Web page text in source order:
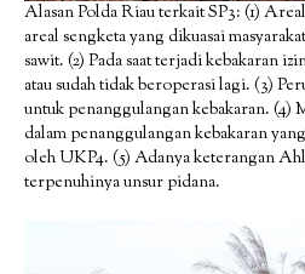
Alasan Polda Riau terkait SP3: (1)
areal sengketa yang dikuasai
sawit. (2) Pada saat terjadi kebakaran
atau sudah tidak beroperasi lagi. (3)
untuk penanggulangan kebakaran. (4)
dalam penanggulangan kebakaran
oleh UKP4. (5) Adanya keterangan
terpenuhinya unsur pidana.